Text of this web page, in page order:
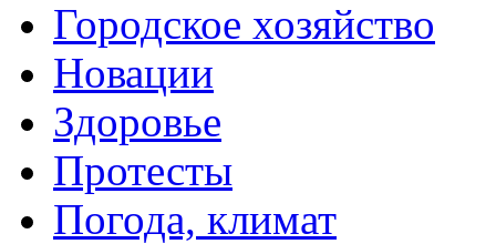
Городское хозяйство
Новации
Здоровье
Протесты
Погода, климат